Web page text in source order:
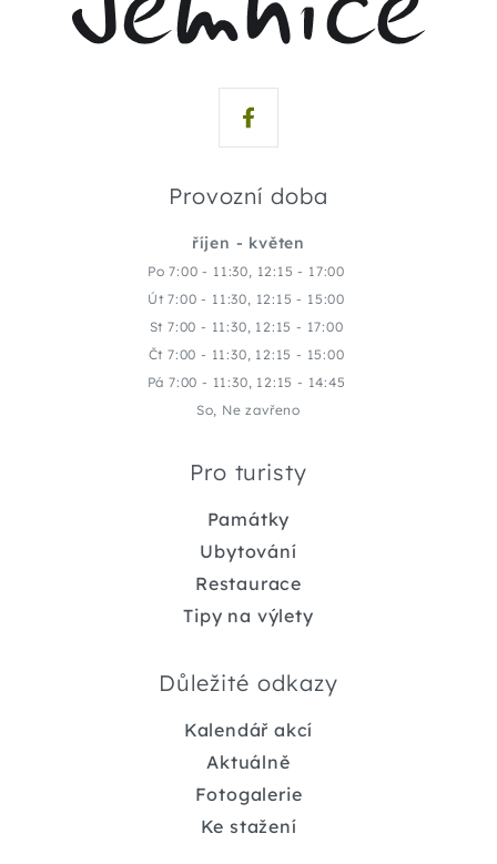
Provozní doba
říjen - květen
Po 7:00 - 11:30, 12:15 - 17:00
Út 7:00 - 11:30, 12:15 - 15:00
St 7:00 - 11:30, 12:15 - 17:00
Čt 7:00 - 11:30, 12:15 - 15:00
Pá 7:00 - 11:30, 12:15 - 14:45
So, Ne zavřeno
Pro turisty
Památky
Ubytování
Restaurace
Tipy na výlety
Důležité odkazy
Kalendář akcí
Aktuálně
Fotogalerie
Ke stažení